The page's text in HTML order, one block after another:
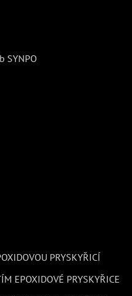
SYNPO
PRYSKYŘICÍ
EPOXIDOVÉ PRYSKYŘICE